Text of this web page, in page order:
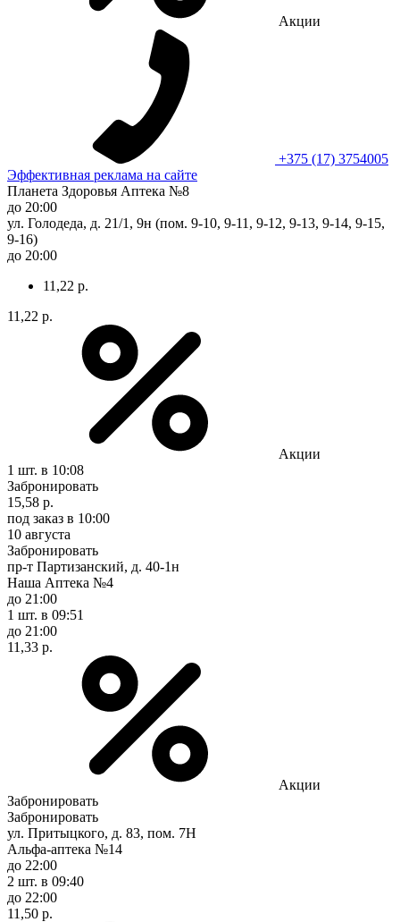
Акции
+375 (17) 3754005
Эффективная реклама на сайте
Планета Здоровья Аптека №8
до 20:00
ул. Голодеда, д. 21/1, 9н (пом. 9-10, 9-11, 9-12, 9-13, 9-14, 9-15,
9-16)
до 20:00
11,22 р.
11,22 р.
Акции
1 шт. в 10:08
Забронировать
15,58 р.
под заказ в 10:00
10 августа
Забронировать
пр-т Партизанский, д. 40-1н
Наша Аптека №4
до 21:00
1 шт. в 09:51
до 21:00
11,33 р.
Акции
Забронировать
Забронировать
ул. Притыцкого, д. 83, пом. 7Н
Альфа-аптека №14
до 22:00
2 шт. в 09:40
до 22:00
11,50 р.